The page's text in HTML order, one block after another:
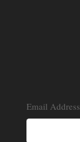
Email Address